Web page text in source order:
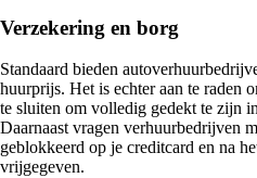
Verzekering en borg
Standaard bieden
huurprijs. Het is echter aan te raden
te sluiten om volledig gedekt te zijn
Daarnaast vragen verhuurbedrijven
geblokkeerd op je creditcard en na
vrijgegeven.